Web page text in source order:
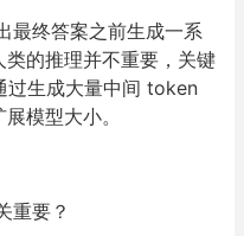
最终答案之前生成一系
的推理并不重要，关键
过生成大量中间 token
模型大小。
重要？